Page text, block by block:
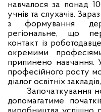
навчалося за понад
учнів та слухачів.
з формування
регіональне, що
контакт із
окремими
припинено навчання.
професійного росту
діалог освітніх
Започаткування
допомагатиме